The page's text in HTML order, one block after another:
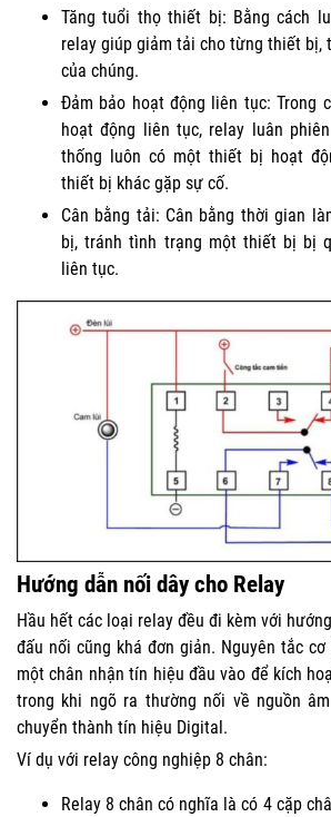
Tăng tuổi thọ thiết bị: Bằng cách
relay giúp giảm tải cho từng thiết bị,
của chúng.
Đảm bảo hoạt động liên tục: Trong
hoạt động liên tục, relay luân
thống luôn có một thiết bị hoạt
thiết bị khác gặp sự cố.
Cân bằng tải: Cân bằng thời gian
bị, tránh tình trạng một thiết bị bị
liên tục.
Hướng dẫn nối dây cho Relay
Hầu hết các loại relay đều đi kèm với
đấu nối cũng khá đơn giản. Nguyên tắc
một chân nhận tín hiệu đầu vào để kích
trong khi ngõ ra thường nối về nguồn
chuyển thành tín hiệu Digital.
Ví dụ với relay công nghiệp 8 chân:
Relay 8 chân có nghĩa là có 4 cặp